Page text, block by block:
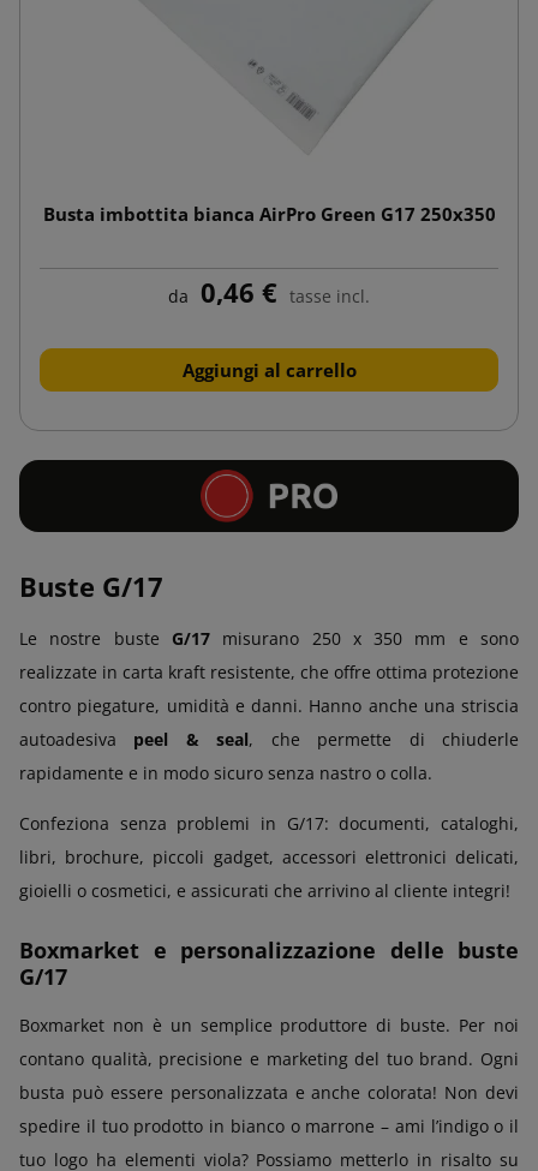
Busta imbottita bianca AirPro Green G17 250x350
da 0,46 € tasse incl.
Aggiungi al carrello
Buste G/17
Le nostre buste G/17misurano 250 x 350 mm e sono
realizzate in carta kraft resistente, che offre ottima protezione
contro piegature, umidità e danni. Hanno anche una striscia
autoadesiva peel & seal, che permette di chiuderle
rapidamente e in modo sicuro senza nastro o colla.
Confeziona senza problemi in G/17: documenti, cataloghi,
libri, brochure, piccoli gadget, accessori elettronici delicati,
gioielli o cosmetici, e assicurati che arrivino al cliente integri!
Boxmarket e personalizzazione delle buste
G/17
Boxmarket non è un semplice produttore di buste. Per noi
contano qualità, precisione e marketing del tuo brand. Ogni
busta può essere personalizzata e anche colorata! Non devi
spedire il tuo prodotto in bianco o marrone – ami l’indigo o il
tuo logo ha elementi viola? Possiamo metterlo in risalto su